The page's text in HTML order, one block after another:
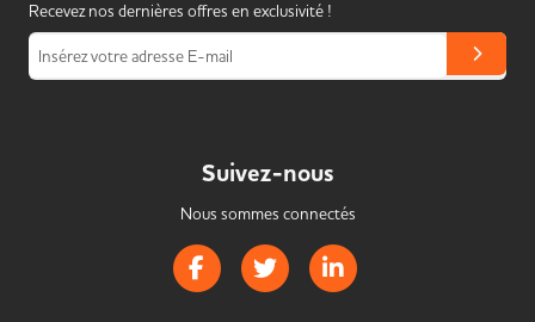
Recevez nos dernières offres en exclusivité !
Insérez votre adresse E-mail
Suivez-nous
Nous sommes connectés
Page Facebook de Handistrib
Page Twitter de Handistrib